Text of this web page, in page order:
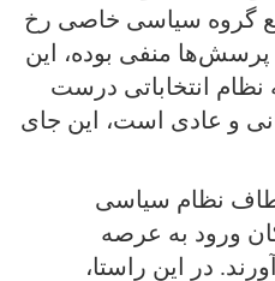
گروه سیاسی خاصی رخ
منفی بوده، این
انتخاباتی درست
و عادی است، این جای
نظام سیاسی
ورود به عرصه
در این راستا،